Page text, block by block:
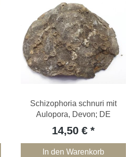
Schizophoria schnuri mit
Aulopora, Devon; DE
14,50 €
In den Warenkorb